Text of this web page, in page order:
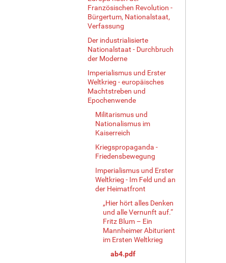
Französischen Revolution -
Bürgertum, Nationalstaat,
Verfassung
Der industrialisierte
Nationalstaat - Durchbruch
der Moderne
Imperialismus und Erster
Weltkrieg - europäisches
Machtstreben und
Epochenwende
Militarismus und
Nationalismus im
Kaiserreich
Kriegspropaganda -
Friedensbewegung
Imperialismus und Erster
Weltkrieg - Im Feld und an
der Heimatfront
„Hier hört alles Denken
und alle Vernunft auf.“
Fritz Blum – Ein
Mannheimer Abiturient
im Ersten Weltkrieg
ab4.pdf